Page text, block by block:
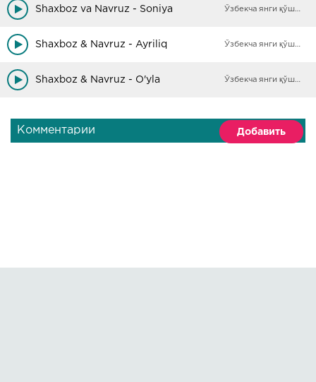
Shaxboz va Navruz - Soniya Ўзбекча янги қўшиқлар
Shaxboz & Navruz - Ayriliq Ўзбекча янги қўшиқлар
Shaxboz & Navruz - O'yla Ўзбекча янги қўшиқлар
Комментарии Добавить